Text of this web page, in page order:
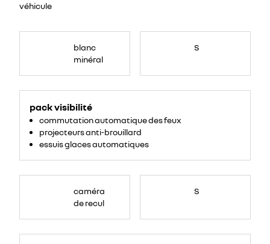
véhicule
blanc
minéral
anti-
brouillard</li>
<li>commutation
des
</ul>
pack visibilité
commutation automatique des feux
projecteurs anti-brouillard
essuis glaces automatiques
S
caméra
de recul
S